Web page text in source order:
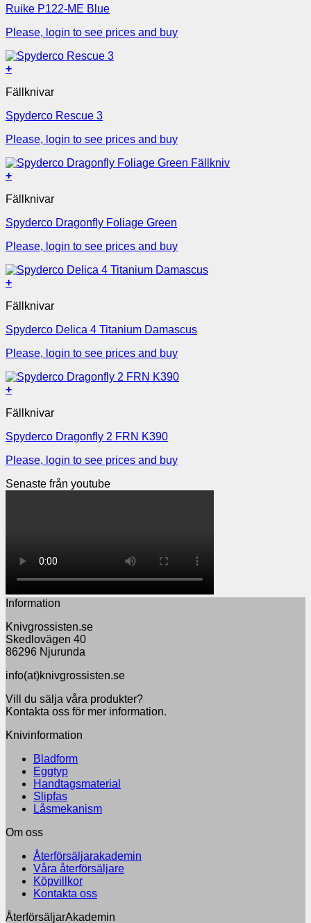
Ruike P122-ME Blue
Please, login to see prices and buy
+
Fällknivar
Spyderco Rescue 3
Please, login to see prices and buy
+
Fällknivar
Spyderco Dragonfly Foliage Green
Please, login to see prices and buy
+
Fällknivar
Spyderco Delica 4 Titanium Damascus
Please, login to see prices and buy
+
Fällknivar
Spyderco Dragonfly 2 FRN K390
Please, login to see prices and buy
Senaste från youtube
Information
Knivgrossisten.se
Skedlovägen 40
86296 Njurunda
info(at)knivgrossisten.se
Vill du sälja våra produkter?
Kontakta oss för mer information.
Knivinformation
Bladform
Eggtyp
Handtagsmaterial
Slipfas
Låsmekanism
Om oss
Återförsäljarakademin
Våra återförsäljare
Köpvillkor
Kontakta oss
ÅterförsäljarAkademin